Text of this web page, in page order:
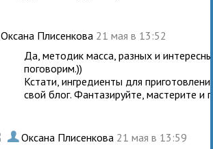
Оксана Плисенкова 21 мая в 13:52
Да, методик масса, разных и
поговорим.))
Кстати, ингредиенты для
свой блог. Фантазируйте, мастерите и
. Оксана Плисенкова 21 мая в 13:59